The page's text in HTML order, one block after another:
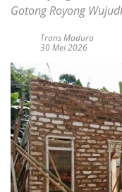
Gotong Royong
Trans Madura
30 Mei 2026